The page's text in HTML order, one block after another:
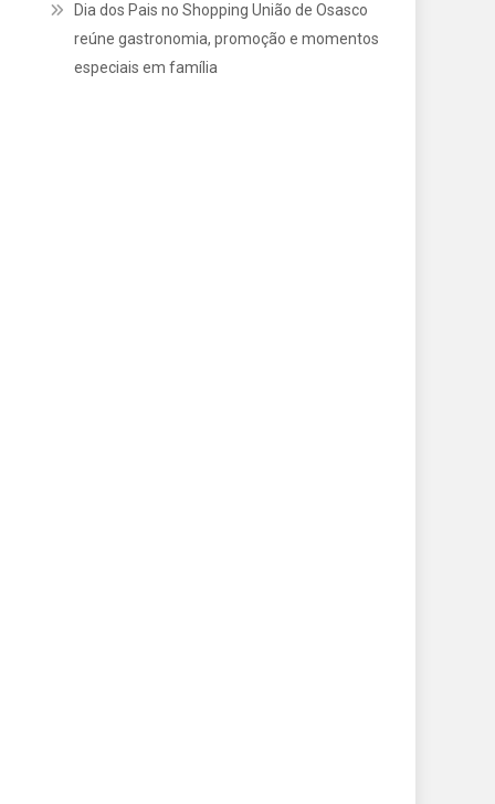
Dia dos Pais no Shopping União de Osasco
reúne gastronomia, promoção e momentos
especiais em família